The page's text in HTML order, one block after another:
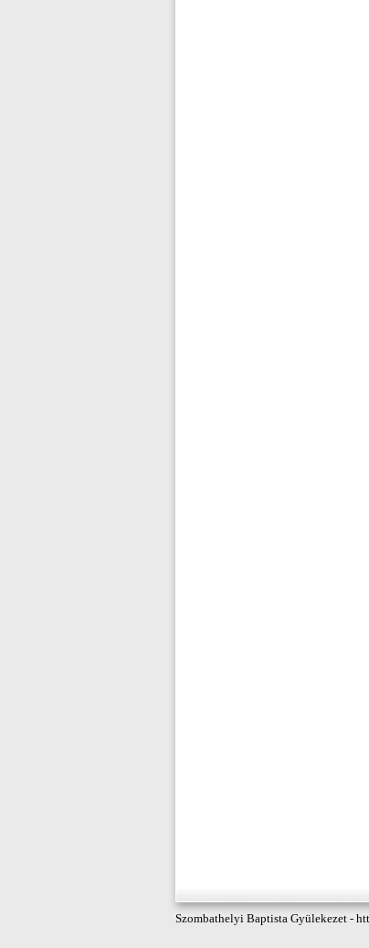
Szombathelyi Baptista Gyülekezet -